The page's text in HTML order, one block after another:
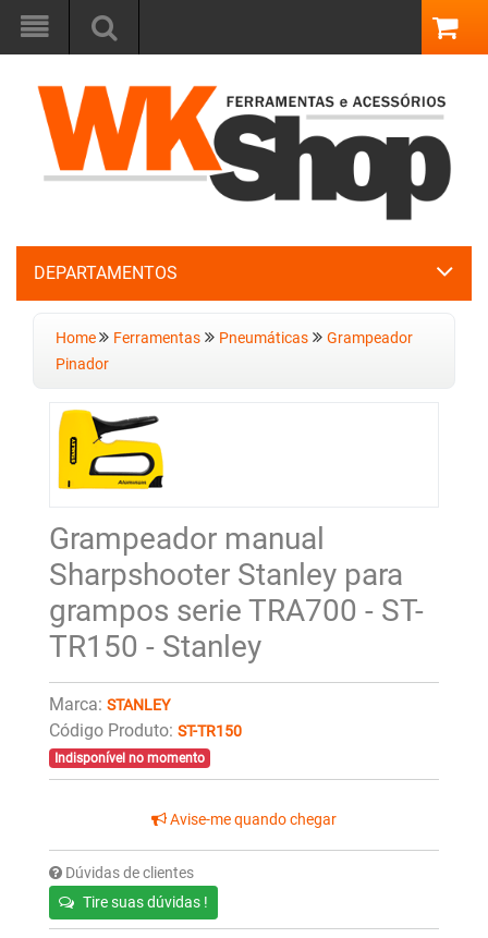
DEPARTAMENTOS
Home Ferramentas Pneumáticas
Grampeador
Pinador
Grampeador manual
Sharpshooter Stanley para
grampos serie TRA700 - ST-
TR150 - Stanley
Marca: STANLEY
Código Produto: ST-TR150
Indisponível no momento
Avise-me quando chegar
Dúvidas de clientes
Tire suas dúvidas !